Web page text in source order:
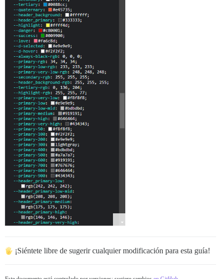
¡Siéntete libre de sugerir cualquier modificación para esta guía!